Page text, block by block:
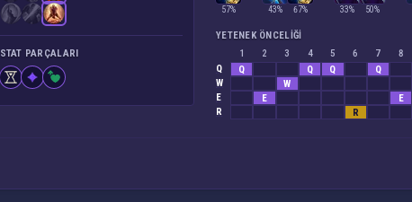
STAT PARÇALARI
57%
43%
67%
33%
50%
YETENEK ÖNCELIĞI
1
2 3 4 5 6 7 8
Q
Q Q Q Q
W
W
E
E E
R
R